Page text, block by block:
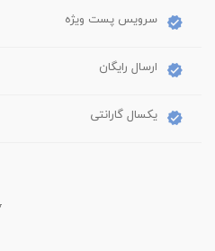
سرویس پست ویژه
ارسال رایگان
یکسال گارانتی